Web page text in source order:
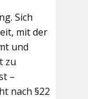
Sich
mit der
und
zu
–
nach §22